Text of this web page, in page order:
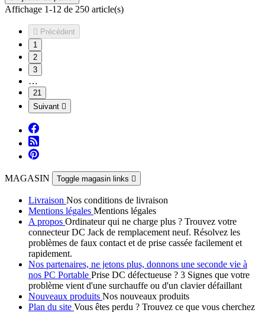
Affichage 1-12 de 250 article(s)
 Précédent
1
2
3
…
21
Suivant 
MAGASIN Toggle magasin links 
Livraison Nos conditions de livraison
Mentions légales Mentions légales
A propos Ordinateur qui ne charge plus ? Trouvez votre
connecteur DC Jack de remplacement neuf. Résolvez les
problèmes de faux contact et de prise cassée facilement et
rapidement.
Nos partenaires, ne jetons plus, donnons une seconde vie à
nos PC Portable Prise DC défectueuse ? 3 Signes que votre
problème vient d'une surchauffe ou d'un clavier défaillant
Nouveaux produits Nos nouveaux produits
Plan du site Vous êtes perdu ? Trouvez ce que vous cherchez